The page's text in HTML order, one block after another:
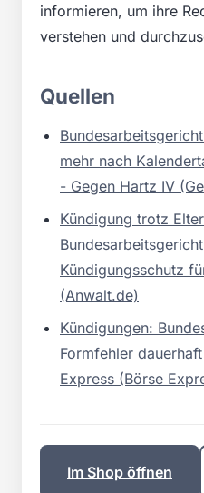
informieren, um ihre
verstehen und
Quellen
mehr nach
- Gegen Hartz IV
Kündigung trotz
Kündigungsschutz
(Anwalt.de)
Kündigungen:
Formfehler
Express (Börse
Im Shop öffnen